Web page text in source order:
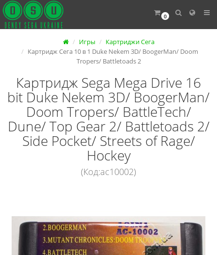
0
Игры
Картриджи Сега
Картридж Сега 10 в 1 Duke Nekem 3D/ BoogerMan/ Doom
Tropers/ Battletoads 2
Картридж Sega Mega Drive 16
bit Duke Nekem 3D/ BoogerMan/
Doom Tropers/ BattleTech/
Dune/ Top Gear 2/ Battletoads 2/
Side Pocket/ Streets of Rage/
Hockey
(Код:ac10002)